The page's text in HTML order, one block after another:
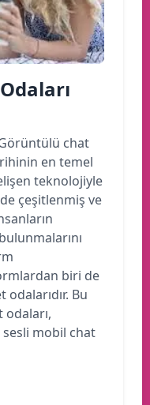
chat
en temel
teknolojiyle
çeşitlenmiş ve
biri de
Bu
sesli mobil chat